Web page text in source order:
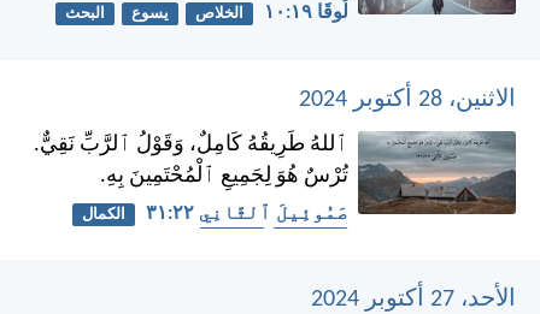
لُوقَا ١٩:‏١٠ الخلاص يسوع البحث
الاثنين، 28 أكتوبر 2024
ٱللهُ طَرِيقُهُ كَامِلٌ، وَقَوْلُ ٱلرَّبِّ نَقِيٌّ.
تُرْسٌ هُوَ لِجَمِيعِ ٱلْمُحْتَمِينَ بِهِ.
صَمُوئِيلَ ٱلثَّانِي ٢٢:‏٣١
الكمال
الأحد، 27 أكتوبر 2024